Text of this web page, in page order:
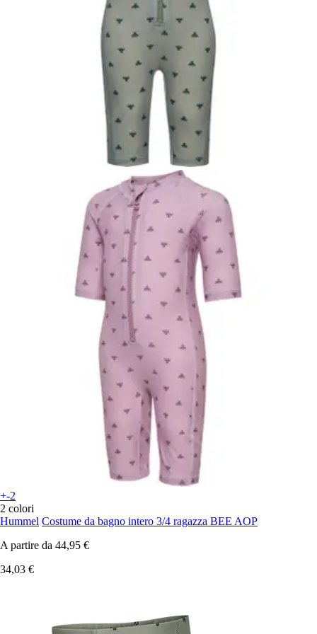
+-2
2 colori
Hummel Costume da bagno intero 3/4 ragazza BEE AOP
A partire da 44,95 €
34,03 €